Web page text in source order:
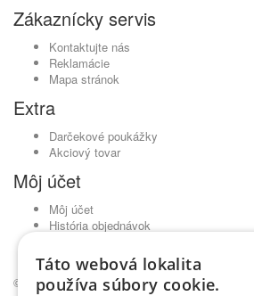
Zákaznícky servis
Kontaktujte nás
Reklamácie
Mapa stránok
Extra
Darčekové poukážky
Akciový tovar
Môj účet
Môj účet
História objednávok
Novinky
© Kavickujem.sk - čaje Lovare, pražená káva •
Táto webová lokalita
používa súbory cookie.